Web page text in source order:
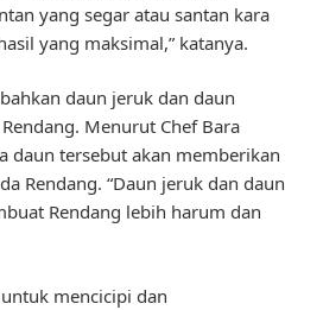
yang segar atau santan kara
yang maksimal,” katanya.
daun jeruk dan daun
Menurut Chef Bara
daun tersebut akan memberikan
Rendang. “Daun jeruk dan daun
Rendang lebih harum dan
mencicipi dan